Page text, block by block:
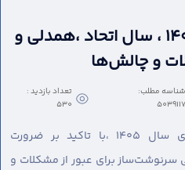
استاندار قزوین: سال۱۴۰۵ ، سال اتحاد ،همدلی و
و چالش‌ها
شناسه مطلب:
5039117
تعداد بازدید :
530
استاندار قزوین در پیام نوروزی سال ۱۴۰۵ ،با تاکید بر ضرورت
برای عبور از مشکلات و